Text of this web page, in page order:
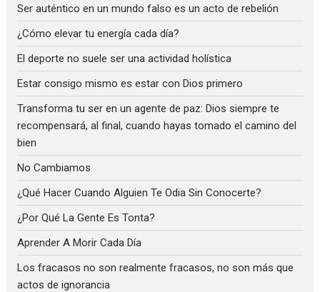
Ser auténtico en un mundo falso es un acto de rebelión
¿Cómo elevar tu energía cada día?
El deporte no suele ser una actividad holística
Estar consigo mismo es estar con Dios primero
Transforma tu ser en un agente de paz: Dios siempre te
recompensará, al final, cuando hayas tomado el camino del
bien
No Cambiamos
¿Qué Hacer Cuando Alguien Te Odia Sin Conocerte?
¿Por Qué La Gente Es Tonta?
Aprender A Morir Cada Día
Los fracasos no son realmente fracasos, no son más que
actos de ignorancia